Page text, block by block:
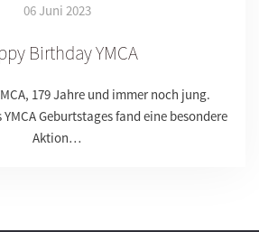
06 Juni 2023
Birthday YMCA
179 Jahre und immer noch jung.
Geburtstages fand eine besondere
Aktion…